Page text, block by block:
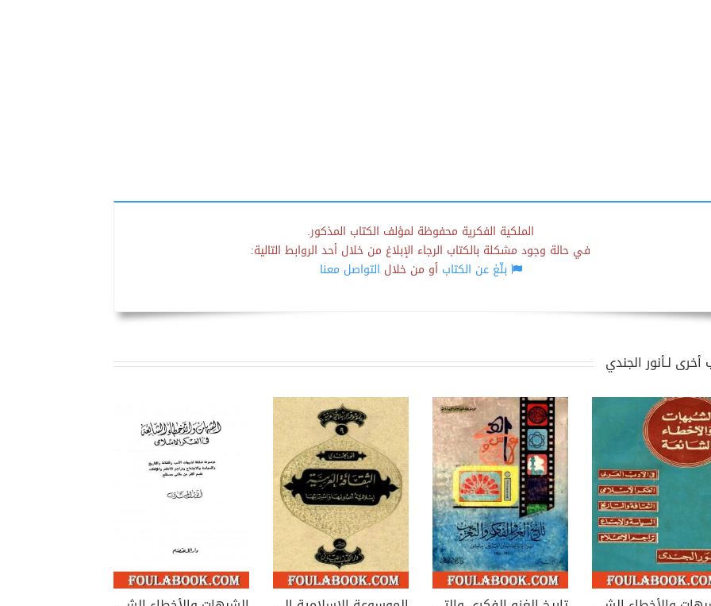
الملكية الفكرية محفوظة لمؤلف الكتاب المذكور.
في حالة وجود مشكلة بالكتاب الرجاء الإبلاغ من خلال أحد الروابط التالية:
بلّغ عن الكتابأو من خلال التواصل معنا
لـأنور الجندي